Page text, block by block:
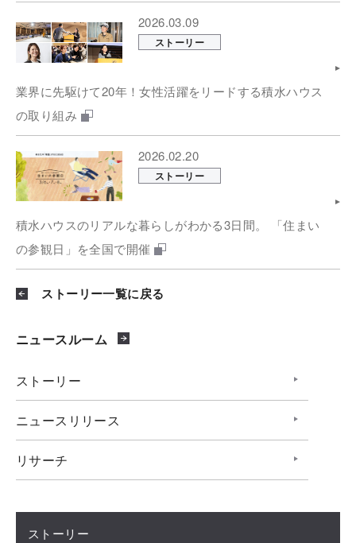
2026.03.09
ストーリー
業界に先駆けて20年！女性活躍をリードする積水ハウス
の取り組み
2026.02.20
ストーリー
積水ハウスのリアルな暮らしがわかる3日間。 「住まい
の参観日」を全国で開催
ストーリー一覧に戻る
ニュースルーム
ストーリー
ニュースリリース
リサーチ
ストーリー